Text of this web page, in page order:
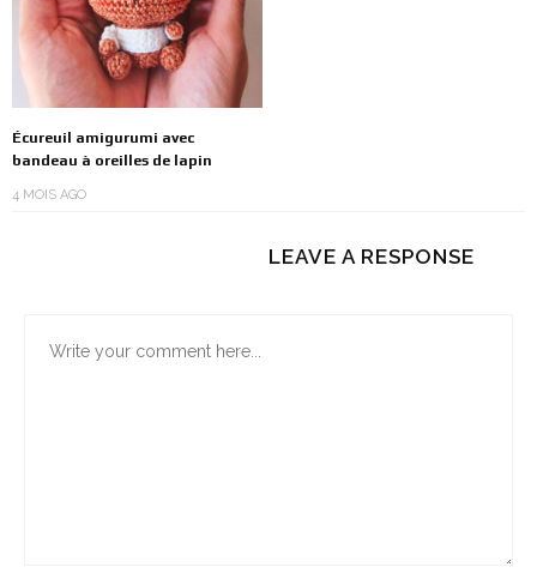
Écureuil amigurumi avec
bandeau à oreilles de lapin
4 MOIS AGO
LEAVE A RESPONSE